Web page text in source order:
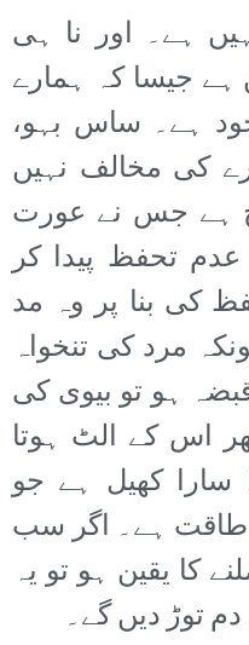
ہے۔ اور نا ہی
جیسا کہ ہمارے
ہے۔ ساس بہو،
کی مخالف نہیں
ہے جس نے عورت
تحفظ پیدا کر
کی بنا پر وہ مد
مرد کی تنخواہ
قبضہ ہو تو بیوی کی
اس کے الٹ ہوتا
کھیل ہے جو
ہے۔ اگر سب
کا یقین ہو تو یہ
توڑ دیں گے۔